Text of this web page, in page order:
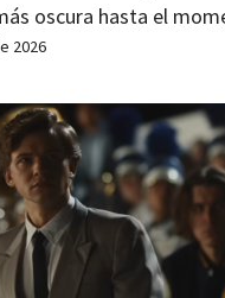
oscura hasta el
2026